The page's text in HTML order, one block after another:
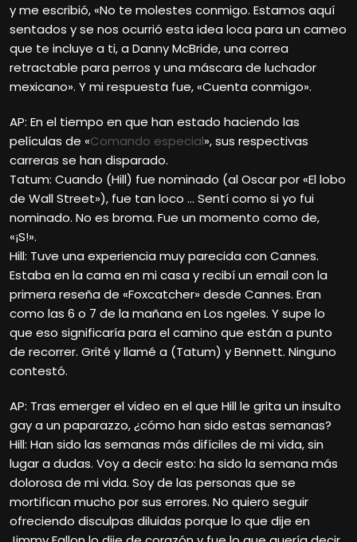
y me escribió, «No te molestes conmigo. Estamos aquí
sentados y se nos ocurrió esta idea loca para un cameo
que te incluye a ti, a Danny McBride, una correa
retractable para perros y una máscara de luchador
mexicano». Y mi respuesta fue, «Cuenta conmigo».
AP: En el tiempo en que han estado haciendo las
películas de «Comando especial», sus respectivas
carreras se han disparado.
Tatum: Cuando (Hill) fue nominado (al Oscar por «El lobo
de Wall Street»), fue tan loco … Sentí como si yo fui
nominado. No es broma. Fue un momento como de,
«¡S!».
Hill: Tuve una experiencia muy parecida con Cannes.
Estaba en la cama en mi casa y recibí un email con la
primera reseña de «Foxcatcher» desde Cannes. Eran
como las 6 o 7 de la mañana en Los ngeles. Y supe lo
que eso significaría para el camino que están a punto
de recorrer. Grité y llamé a (Tatum) y Bennett. Ninguno
contestó.
AP: Tras emerger el video en el que Hill le grita un insulto
gay a un paparazzo, ¿cómo han sido estas semanas?
Hill: Han sido las semanas más difíciles de mi vida, sin
lugar a dudas. Voy a decir esto: ha sido la semana más
dolorosa de mi vida. Soy de las personas que se
mortifican mucho por sus errores. No quiero seguir
ofreciendo disculpas diluidas porque lo que dije en